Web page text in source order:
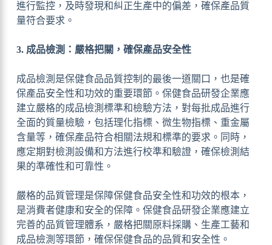
進行監控，及時發現和糾正生產中的偏差，確保產品質
量符合要求。
3. 成品檢測：嚴格把關，確保產品安全性
成品檢測是保健食品品質控制的最後一道關口，也是確
保產品安全性和功效的重要環節。保健食品研發企業應
建立嚴格的成品檢測標準和檢驗方法，對每批成品進行
全面的質量檢驗，包括理化指標、微生物指標、重金屬
含量等，確保產品符合相關法規和標準的要求。同時，
應定期對檢測設備和方法進行校準和驗證，確保檢測結
果的準確性和可靠性。
嚴格的品質管理是保障保健食品安全性和功效的根本，
是消費者健康和安全的保障。保健食品研發企業應建立
完善的品質管理體系，嚴格把關原料採購、生產工藝和
成品檢測等環節，確保保健食品的品質和安全性。